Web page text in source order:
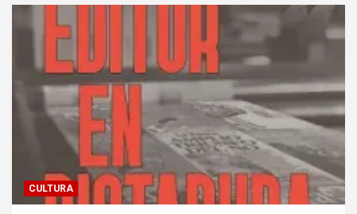
CULTURA